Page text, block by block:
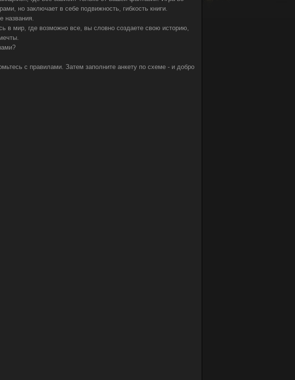
но заключает в себе подвижность, гибкость книги.
названия.
в мир, где возможно все, вы словно создаете свою историю,
с правилами. Затем заполните анкету по схеме - и добро